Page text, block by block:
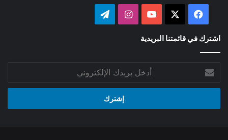
فيسبوك ‫YouTubeانستقرام
اشترك في قائمتنا البريدية
بريدك
الإلكتروني